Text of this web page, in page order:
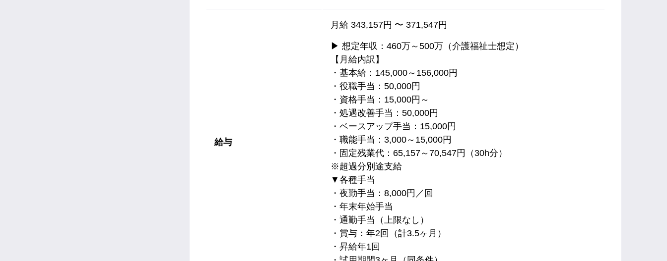
給与
月給 343,157円 〜 371,547円
▶ 想定年収：460万～500万（介護福祉士想定）
【月給内訳】
・基本給：145,000～156,000円
・役職手当：50,000円
・資格手当：15,000円～
・処遇改善手当：50,000円
・ベースアップ手当：15,000円
・職能手当：3,000～15,000円
・固定残業代：65,157～70,547円（30h分）
※超過分別途支給
▼各種手当
・夜勤手当：8,000円／回
・年末年始手当
・通勤手当（上限なし）
・賞与：年2回（計3.5ヶ月）
・昇給年1回